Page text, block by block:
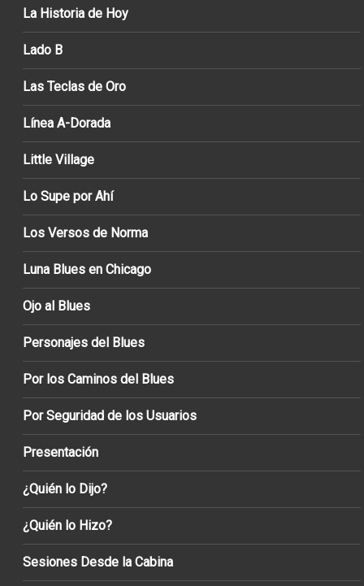
La Historia de Hoy
Lado B
Las Teclas de Oro
Línea A-Dorada
Little Village
Lo Supe por Ahí
Los Versos de Norma
Luna Blues en Chicago
Ojo al Blues
Personajes del Blues
Por los Caminos del Blues
Por Seguridad de los Usuarios
Presentación
¿Quién lo Dijo?
¿Quién lo Hizo?
Sesiones Desde la Cabina